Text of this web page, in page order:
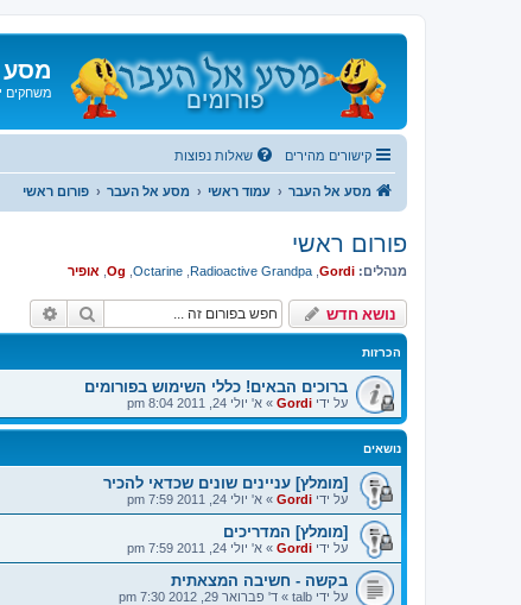
משחקים
קישורים מהירים שאלות נפוצות
מסע אל העבר עמוד ראשי מסע אל העבר פורום ראשי
פורום ראשי
מנהלים: Gordi
Radioactive Grandpa
Octarine
Og אופיר
נושא חדש חיפוש
הכרזות
ברוכים הבאים! כללי השימוש בפורומים
על ידי Gordi
» א' יולי 24, 2011 8:04 pm
נושאים
[מומלץ] עניינים שונים שכדאי להכיר
על ידי Gordi
» א' יולי 24, 2011 7:59 pm
[מומלץ] המדריכים
על ידי Gordi
» א' יולי 24, 2011 7:59 pm
בקשה - חשיבה המצאתית
על ידי talb
» ד' פברואר 29, 2012 7:30 pm